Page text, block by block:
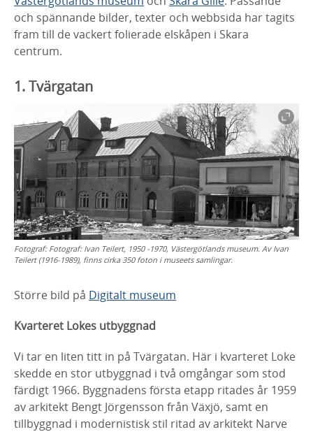
och spännande bilder, texter och webbsida har tagits
fram till de vackert folierade elskåpen i Skara
centrum.
1. Tvärgatan
Fotograf: Fotograf: Ivan Teilert, 1950 -1970, Västergötlands museum. Av Ivan
Teilert (1916-1989), finns cirka 350 foton i museets samlingar.
Större bild på Digitalt museum
Kvarteret Lokes utbyggnad
Vi tar en liten titt in på Tvärgatan. Här i kvarteret Loke
skedde en stor utbyggnad i två omgångar som stod
färdigt 1966. Byggnadens första etapp ritades år 1959
av arkitekt Bengt Jörgensson från Växjö, samt en
tillbyggnad i modernistisk stil ritad av arkitekt Narve